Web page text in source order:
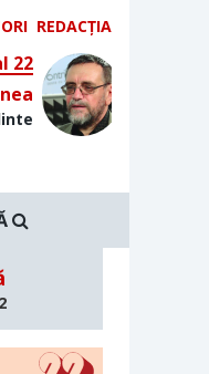
REDACȚIA
22